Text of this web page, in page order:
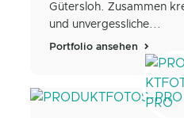
Gütersloh. Zusammen
und unvergessliche...
Portfolio ansehen